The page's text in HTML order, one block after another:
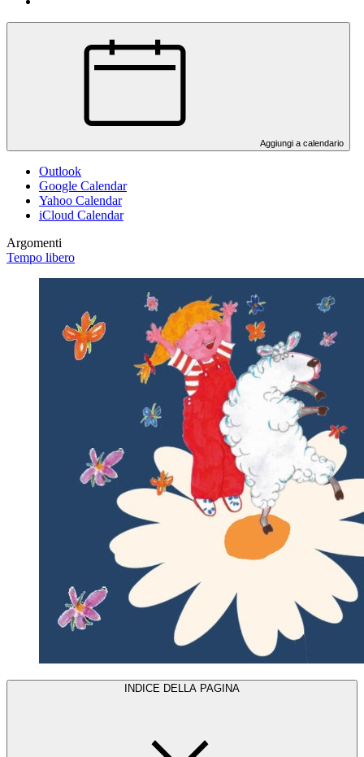
Aggiungi a calendario
Outlook
Google Calendar
Yahoo Calendar
iCloud Calendar
Argomenti
Tempo libero
INDICE DELLA PAGINA